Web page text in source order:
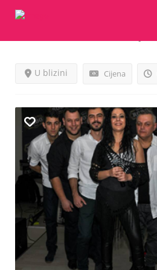
Cijena
U blizini